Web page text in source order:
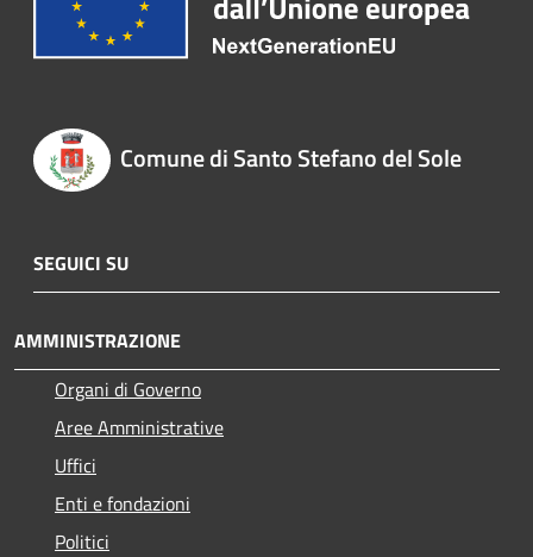
Comune di Santo Stefano del Sole
SEGUICI SU
AMMINISTRAZIONE
Organi di Governo
Aree Amministrative
Uffici
Enti e fondazioni
Politici